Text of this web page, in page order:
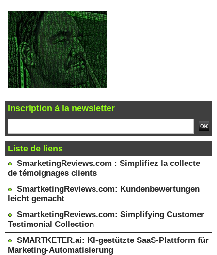
Inscription à la newsletter
Liste de liens
SmarketingReviews.com : Simplifiez la collecte
de témoignages clients
SmartketingReviews.com: Kundenbewertungen
leicht gemacht
SmartketingReviews.com: Simplifying Customer
Testimonial Collection
SMARTKETER.ai: KI-gestützte SaaS-Plattform für
Marketing-Automatisierung